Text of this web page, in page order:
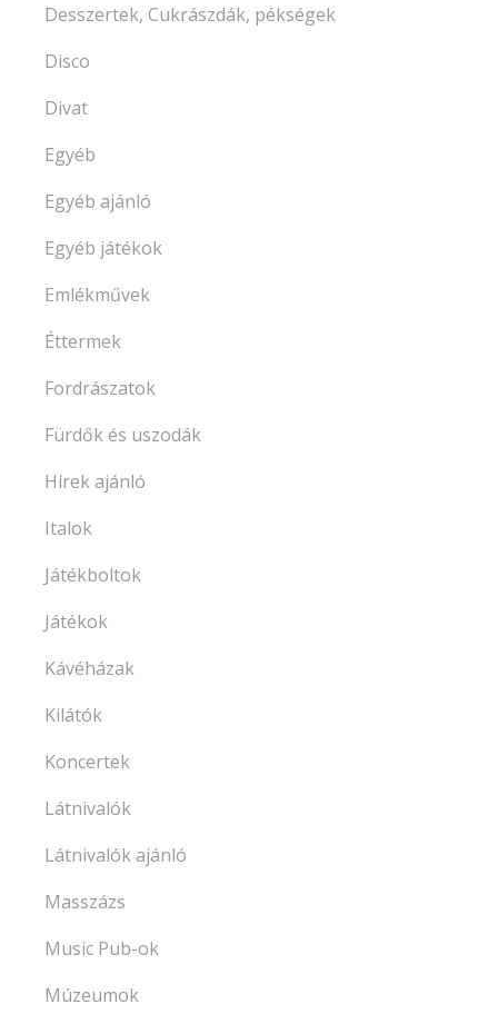
Desszertek, Cukrászdák, pékségek
Disco
Divat
Egyéb
Egyéb ajánló
Egyéb játékok
Emlékművek
Éttermek
Fordrászatok
Fürdők és uszodák
Hírek ajánló
Italok
Játékboltok
Játékok
Kávéházak
Kilátók
Koncertek
Látnivalók
Látnivalók ajánló
Masszázs
Music Pub-ok
Múzeumok